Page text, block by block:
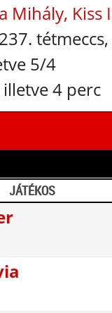
Mihály, Kiss
5/4
4 perc
JÁTÉKOS